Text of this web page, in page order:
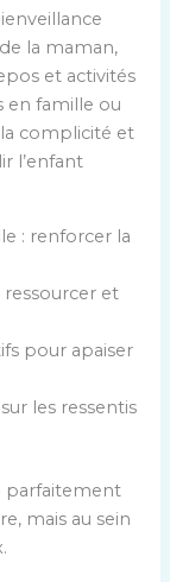
la maman,
et activités
en famille ou
la complicité et
l’enfant
: renforcer la
ressourcer et
pour apaiser
les ressentis
parfaitement
mais au sein